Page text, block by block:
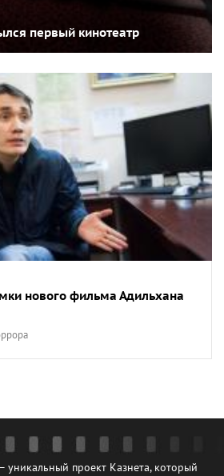
первый кинотеатр
нового фильма Адильхана
уникальный проект Казнета, который